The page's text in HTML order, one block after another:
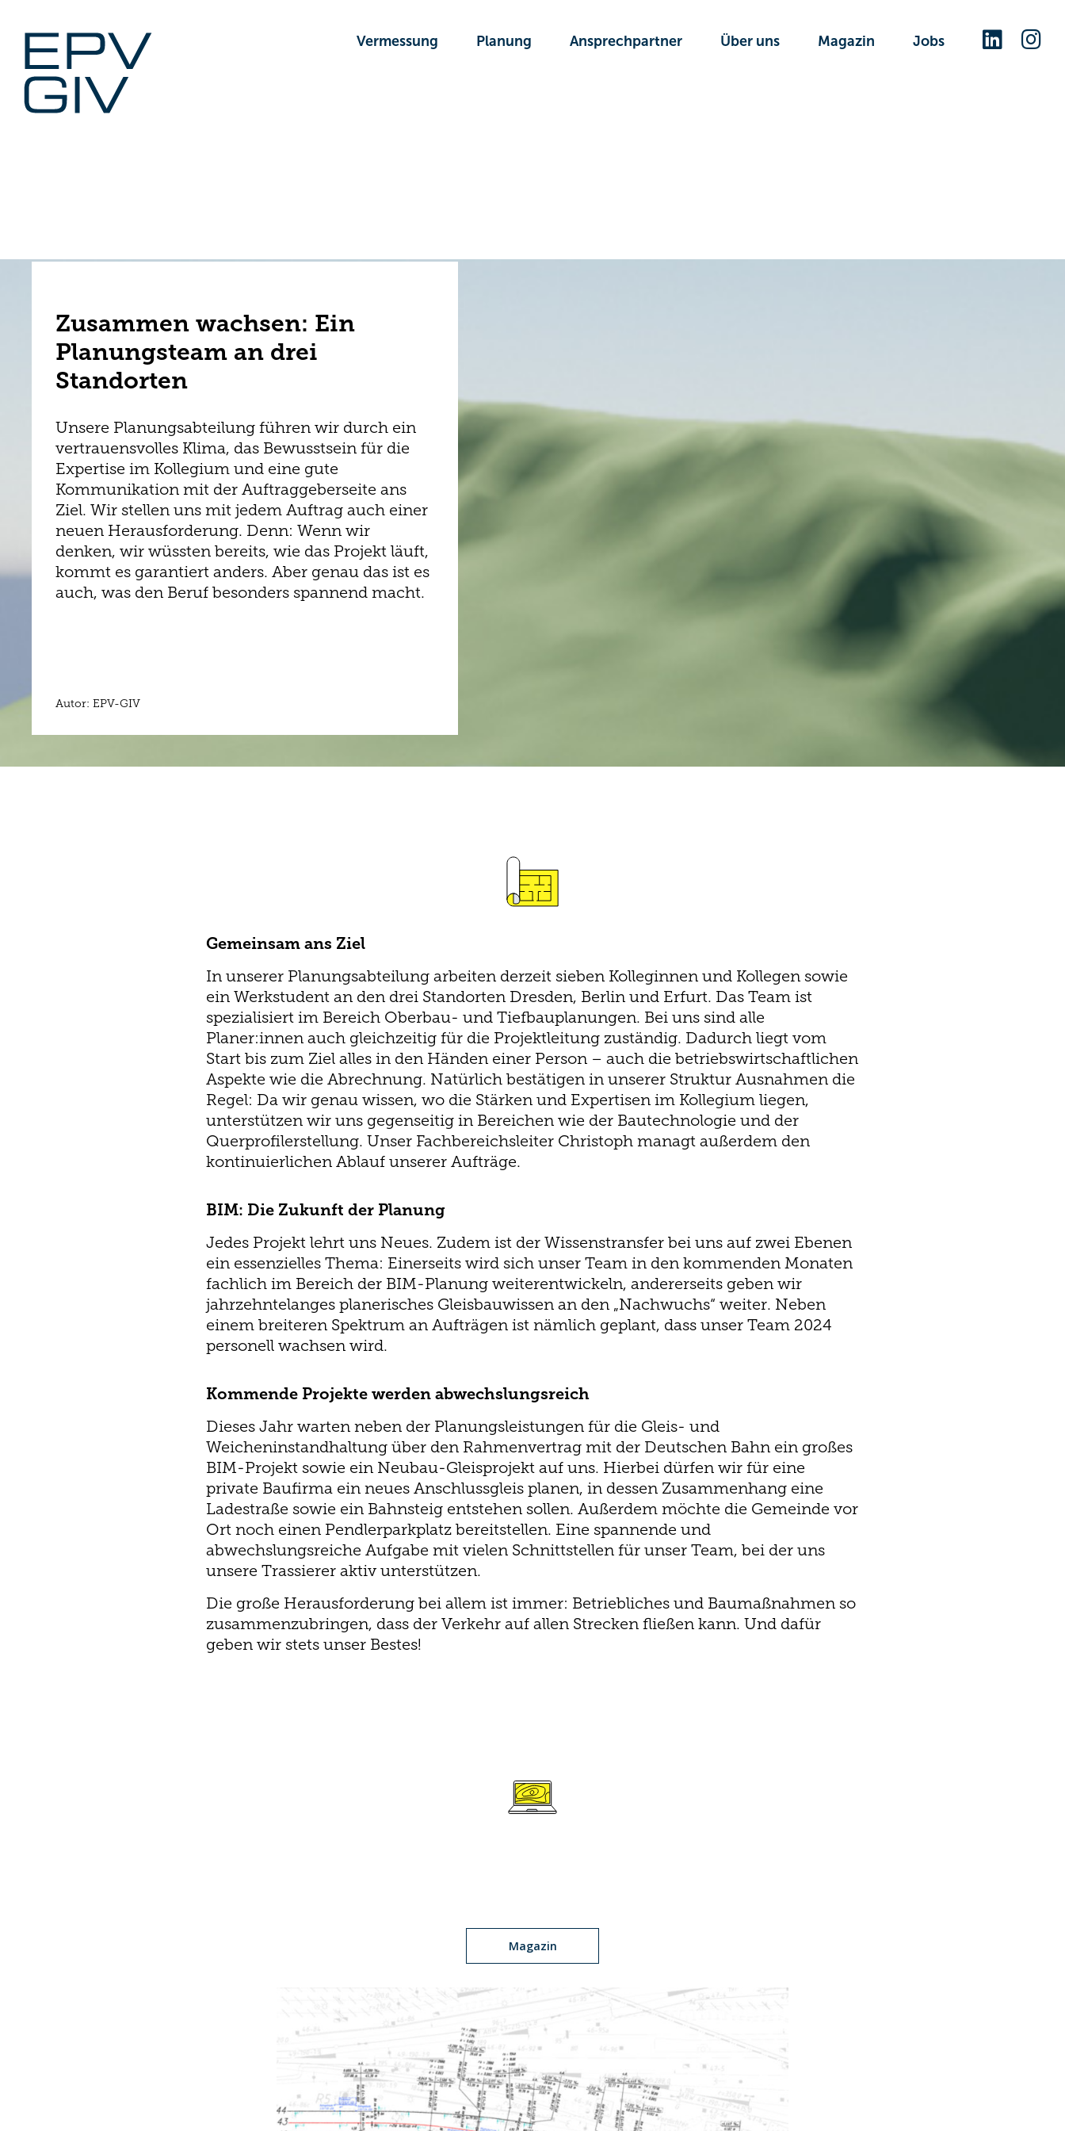
Inhalt
springen
Vermessung Planung Ansprechpartner Über uns Magazin Jobs
Zusammen wachsen: Ein
Planungsteam an drei
Standorten
Unsere Planungsabteilung führen wir durch ein
vertrauensvolles Klima, das Bewusstsein für die
Expertise im Kollegium und eine gute
Kommunikation mit der Auftraggeberseite ans
Ziel. Wir stellen uns mit jedem Auftrag auch einer
neuen Herausforderung. Denn: Wenn wir
denken, wir wüssten bereits, wie das Projekt läuft,
kommt es garantiert anders. Aber genau das ist es
auch, was den Beruf besonders spannend macht.
Autor: EPV-GIV
Gemeinsam ans Ziel
In unserer Planungsabteilung arbeiten derzeit sieben Kolleginnen und Kollegen sowie
ein Werkstudent an den drei Standorten Dresden, Berlin und Erfurt. Das Team ist
spezialisiert im Bereich Oberbau- und Tiefbauplanungen. Bei uns sind alle
Planer:innen auch gleichzeitig für die Projektleitung zuständig. Dadurch liegt vom
Start bis zum Ziel alles in den Händen einer Person – auch die betriebswirtschaftlichen
Aspekte wie die Abrechnung. Natürlich bestätigen in unserer Struktur Ausnahmen die
Regel: Da wir genau wissen, wo die Stärken und Expertisen im Kollegium liegen,
unterstützen wir uns gegenseitig in Bereichen wie der Bautechnologie und der
Querprofilerstellung. Unser Fachbereichsleiter Christoph managt außerdem den
kontinuierlichen Ablauf unserer Aufträge.
BIM: Die Zukunft der Planung
Jedes Projekt lehrt uns Neues. Zudem ist der Wissenstransfer bei uns auf zwei Ebenen
ein essenzielles Thema: Einerseits wird sich unser Team in den kommenden Monaten
fachlich im Bereich der BIM-Planung weiterentwickeln, andererseits geben wir
jahrzehntelanges planerisches Gleisbauwissen an den „Nachwuchs“ weiter. Neben
einem breiteren Spektrum an Aufträgen ist nämlich geplant, dass unser Team 2024
personell wachsen wird.
Kommende Projekte werden abwechslungsreich
Dieses Jahr warten neben der Planungsleistungen für die Gleis- und
Weicheninstandhaltung über den Rahmenvertrag mit der Deutschen Bahn ein großes
BIM-Projekt sowie ein Neubau-Gleisprojekt auf uns. Hierbei dürfen wir für eine
private Baufirma ein neues Anschlussgleis planen, in dessen Zusammenhang eine
Ladestraße sowie ein Bahnsteig entstehen sollen. Außerdem möchte die Gemeinde vor
Ort noch einen Pendlerparkplatz bereitstellen. Eine spannende und
abwechslungsreiche Aufgabe mit vielen Schnittstellen für unser Team, bei der uns
unsere Trassierer aktiv unterstützen.
Die große Herausforderung bei allem ist immer: Betriebliches und Baumaßnahmen so
zusammenzubringen, dass der Verkehr auf allen Strecken fließen kann. Und dafür
geben wir stets unser Bestes!
Magazin